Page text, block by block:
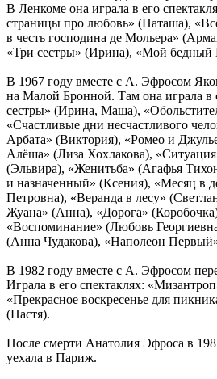
В Ленкоме она играла в его
страницы про любовь» (Наташа),
в честь господина де Мольера»
«Три сестры» (Ирина), «Мой бедный
В 1967 году вместе с А. Эфросом
на Малой Бронной. Там она играла в
сестры» (Ирина, Маша),
«Счастливые дни несчастливого
Арбата» (Виктория), «Ромео и
Алёша» (Лиза Хохлакова),
(Эльвира), «Женитьба» (Агафья
и назначенный» (Ксения), «Месяц в
Петровна), «Веранда в лесу»
Жуана» (Анна), «Дорога»
«Воспоминание» (Любовь
(Анна Чудакова), «Наполеон
В 1982 году вместе с А. Эфросом
Играла в его спектаклях:
«Прекрасное воскресенье для
(Настя).
После смерти Анатолия Эфроса в
уехала в Париж.